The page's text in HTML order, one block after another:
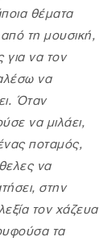
θέματα
τη μουσική,
για να τον
να
Όταν
να μιλάει,
ποταμός,
να
στην
τον χάζευα
τα